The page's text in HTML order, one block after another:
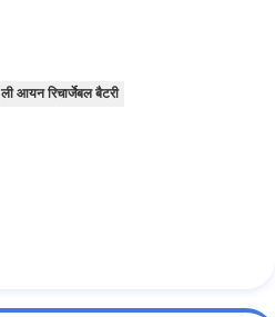
ली आयन रिचार्जेबल बैटरी